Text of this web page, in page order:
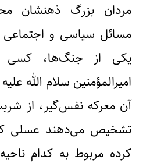
مردان بزرگ ذهنشان
مسائل سیاسی و اجتماعی
یکی از جنگ‌ها، کسی
امیرالمؤمنین سلام الله
آن معرکه نفس‌گیر، از
تشخیص می‌دهند عسلی
کرده مربوط به کدام